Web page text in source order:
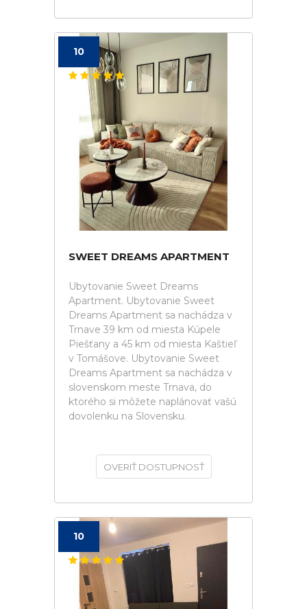
10
SWEET DREAMS APARTMENT
Ubytovanie Sweet Dreams
Apartment. Ubytovanie Sweet
Dreams Apartment sa nachádza v
Trnave 39 km od miesta Kúpele
Piešťany a 45 km od miesta Kaštieľ
v Tomášove. Ubytovanie Sweet
Dreams Apartment sa nachádza v
slovenskom meste Trnava, do
ktorého si môžete naplánovať vašú
dovolenku na Slovensku.
OVERIŤ DOSTUPNOSŤ
10